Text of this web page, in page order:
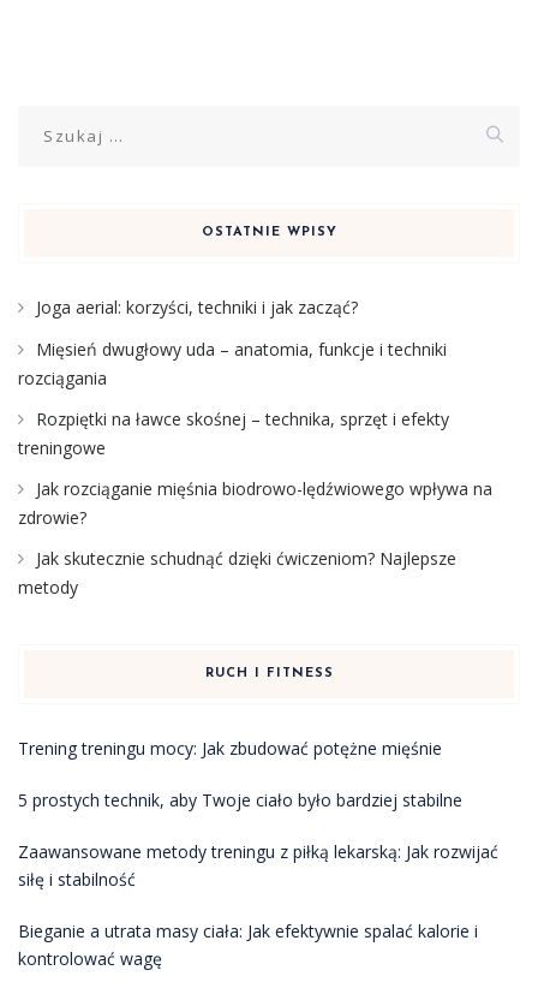
OSTATNIE WPISY
Joga aerial: korzyści, techniki i jak zacząć?
Mięsień dwugłowy uda – anatomia, funkcje i techniki
rozciągania
Rozpiętki na ławce skośnej – technika, sprzęt i efekty
treningowe
Jak rozciąganie mięśnia biodrowo-lędźwiowego wpływa na
zdrowie?
Jak skutecznie schudnąć dzięki ćwiczeniom? Najlepsze
metody
RUCH I FITNESS
Trening treningu mocy: Jak zbudować potężne mięśnie
5 prostych technik, aby Twoje ciało było bardziej stabilne
Zaawansowane metody treningu z piłką lekarską: Jak rozwijać
siłę i stabilność
Bieganie a utrata masy ciała: Jak efektywnie spalać kalorie i
kontrolować wagę